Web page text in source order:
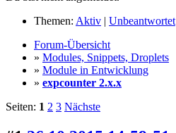
Themen: Aktiv | Unbeantwortet
Forum-Übersicht
» Modules, Snippets, Droplets
» Module in Entwicklung
» expcounter 2.x.x
Seiten: 1 2 3 Nächste